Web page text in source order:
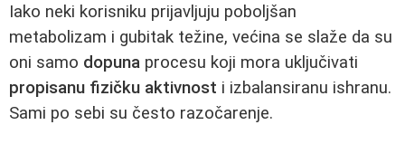
Iako neki korisniku prijavljuju poboljšan
metabolizam i gubitak težine, većina se slaže da su
oni samo dopuna procesu koji mora uključivati
propisanu fizičku aktivnost i izbalansiranu ishranu.
Sami po sebi su često razočarenje.